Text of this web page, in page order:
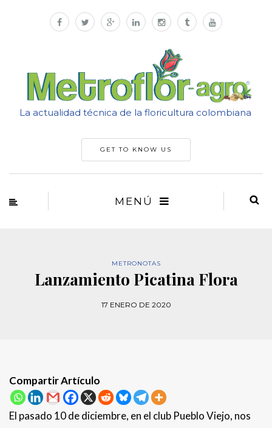
La actualidad técnica de la floricultura colombiana
GET TO KNOW US
MENÚ
METRONOTAS
Lanzamiento Picatina Flora
17 ENERO DE 2020
Compartir Artículo
El pasado 10 de diciembre, en el club Pueblo Viejo, nos